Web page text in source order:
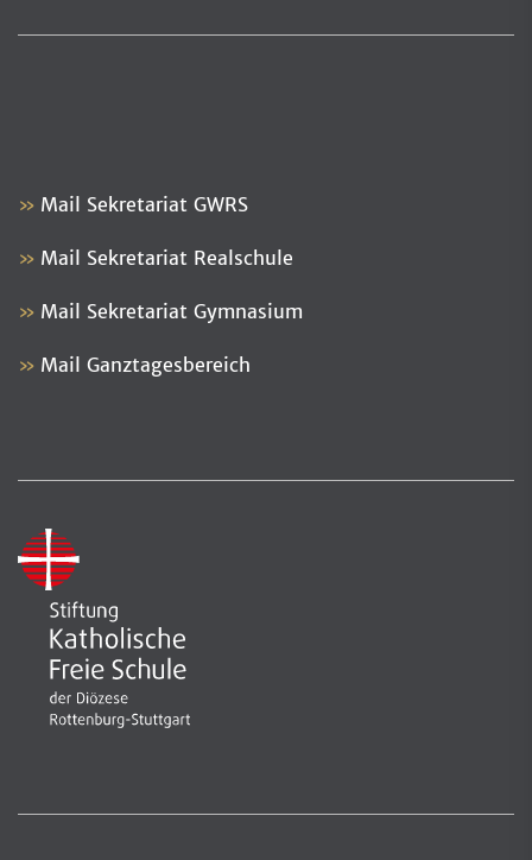
Mail Sekretariat GWRS
Mail Sekretariat Realschule
Mail Sekretariat Gymnasium
Mail Ganztagesbereich